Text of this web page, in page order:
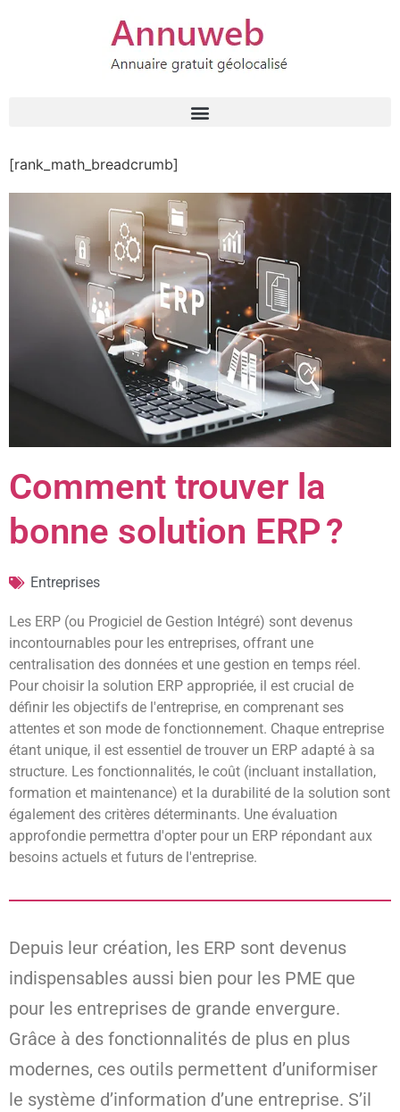
[rank_math_breadcrumb]
Comment trouver la
bonne solution ERP ?
Entreprises
Les ERP (ou Progiciel de Gestion Intégré) sont devenus
incontournables pour les entreprises, offrant une
centralisation des données et une gestion en temps réel.
Pour choisir la solution ERP appropriée, il est crucial de
définir les objectifs de l'entreprise, en comprenant ses
attentes et son mode de fonctionnement. Chaque entreprise
étant unique, il est essentiel de trouver un ERP adapté à sa
structure. Les fonctionnalités, le coût (incluant installation,
formation et maintenance) et la durabilité de la solution sont
également des critères déterminants. Une évaluation
approfondie permettra d'opter pour un ERP répondant aux
besoins actuels et futurs de l'entreprise.
Depuis leur création, les ERP sont devenus
indispensables aussi bien pour les PME que
pour les entreprises de grande envergure.
Grâce à des fonctionnalités de plus en plus
modernes, ces outils permettent d’uniformiser
le système d’information d’une entreprise. S’il